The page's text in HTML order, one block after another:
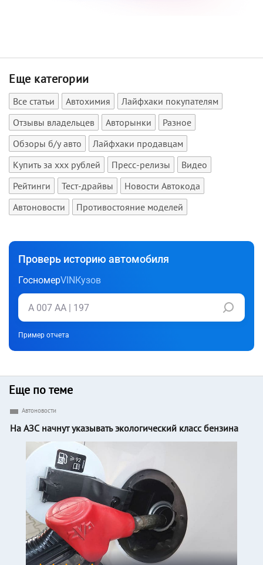
Еще категории
Все статьи Автохимия
Лайфхаки покупателям
Отзывы владельцев
Авторынки
Разное
Обзоры б/у авто
Лайфхаки продавцам
Купить за xxx рублей
Пресс-релизы
Видео
Рейтинги
Тест-драйвы
Новости Автокода
Автоновости
Противостояние моделей
Проверь историю автомобиля
ГосномерVIN Кузов
Пример отчета
Еще по теме
Автоновости
На АЗС начнут указывать экологический класс бензина